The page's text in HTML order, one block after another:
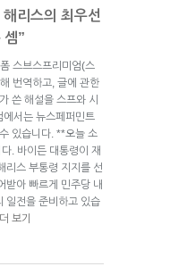
리스의 최우선
”
스브스프리미엄(스
번역하고, 글에 관한
쓴 해설을 스프와 시
서는 뉴스페퍼민트
있습니다. **오늘 소
. 바이든 대통령이 재
리스 부통령 지지를 선
받아 빠르게 민주당 내
일전을 준비하고 있습
더 보기